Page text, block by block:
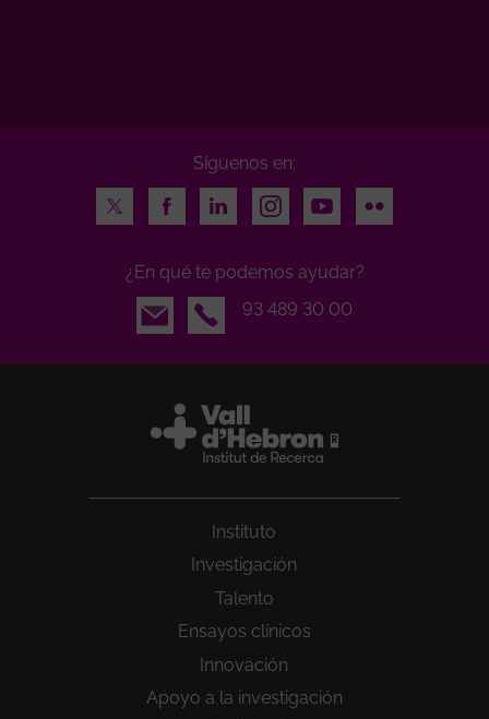
Síguenos en:
Twitter
FacebookLinkedInInstagramYoutubeFlickr
¿En qué te podemos ayudar?
Email
93 489 30 00
Instituto
Investigación
Talento
Ensayos clínicos
Innovación
Apoyo a la investigación